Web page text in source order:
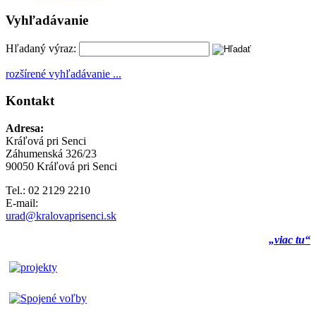
Vyhľadávanie
Hľadaný výraz:
rozšírené vyhľadávanie ...
Kontakt
Adresa:
Kráľová pri Senci
Záhumenská 326/23
90050 Kráľová pri Senci
Tel.: 02 2129 2210
E-mail:
urad@kralovaprisenci.sk
„viac tu“